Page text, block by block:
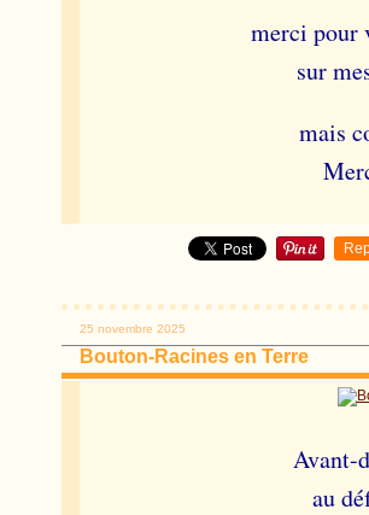
merci pour
sur
mais
25 novembre 2025
Bouton-Racines en Terre
Avant-
au